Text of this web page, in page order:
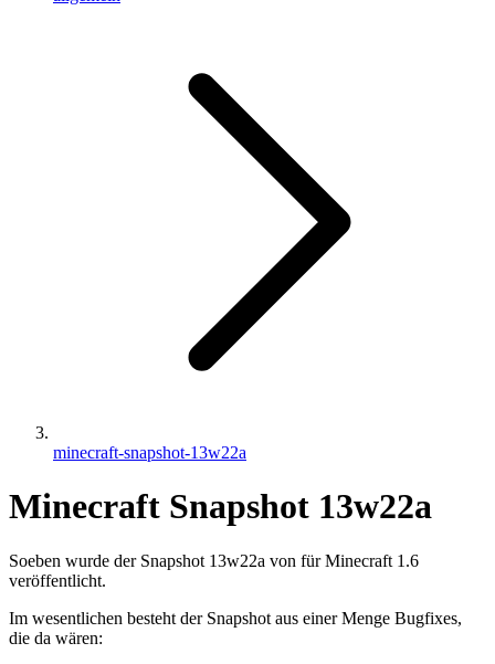
minecraft-snapshot-13w22a
Minecraft Snapshot 13w22a
Soeben wurde der Snapshot 13w22a von für Minecraft 1.6
veröffentlicht.
Im wesentlichen besteht der Snapshot aus einer Menge Bugfixes,
die da wären: